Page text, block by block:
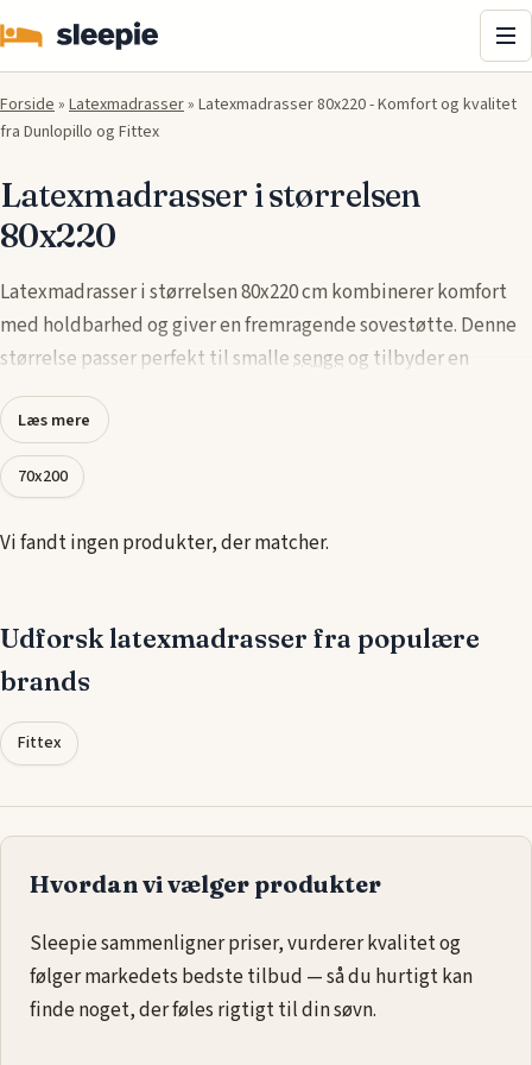
Forside» Latexmadrasser» Latexmadrasser 80x220 - Komfort og kvalitet
fra Dunlopillo og Fittex
Latexmadrasser i størrelsen
80x220
Latexmadrasser i størrelsen 80x220 cm kombinerer komfort
med holdbarhed og giver en fremragende sovestøtte. Denne
størrelse passer perfekt til smallesenge og tilbyder en
behagelig nattesøvn uden at gå på kompromis med pladsen.
Produkter fra kendte mærker som Dunlopillo,
Delfinsengecenter sikrer høj kvalitet og innovative
madrassenåndbar og allergivenlig, hvilket øger komforten
Ud over komfort og støtte er latexmadrasser
modstandsdygtige over for slid, hvilket gør dem til en god
investering for langvarig brug. En latexmadras i 80x220 cm er
ideel til både børn, unge og voksne, der ønsker en god nats
søvn.
Læs mere
70x200
Vi fandt ingen produkter, der matcher.
Udforsk latexmadrasser fra populære
brands
Fittex
Hvordan vi vælger produkter
Sleepie sammenligner priser, vurderer kvalitet og
følger markedets bedste tilbud — så du hurtigt kan
finde noget, der føles rigtigt til din søvn.